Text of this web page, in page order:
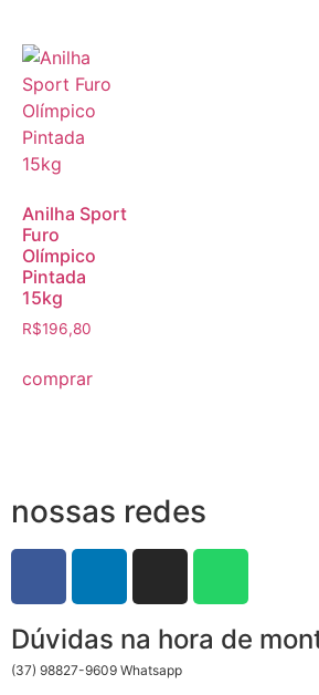
Anilha Sport
Furo
Olímpico
Pintada
15kg
R$196,80
comprar
nossas redes
Dúvidas na hora de
(37) 98827-9609 Whatsapp